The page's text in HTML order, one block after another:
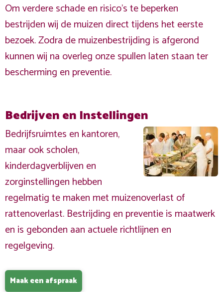
Om verdere schade en risico's te beperken
bestrijden wij de muizen direct tijdens het eerste
bezoek. Zodra de muizenbestrijding is afgerond
kunnen wij na overleg onze spullen laten staan ter
bescherming en preventie.
Bedrijven en Instellingen
Bedrijfsruimtes en kantoren,
maar ook scholen,
kinderdagverblijven en
zorginstellingen hebben
regelmatig te maken met muizenoverlast of
rattenoverlast. Bestrijding en preventie is maatwerk
en is gebonden aan actuele richtlijnen en
regelgeving.
Maak een afspraak